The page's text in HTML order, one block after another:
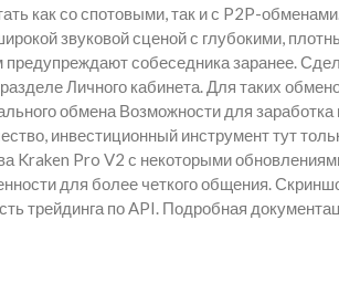
как со спотовыми, так и с P2P-
звуковой сценой с глубокими,
собеседника заранее.
Личного кабинета. Для таких
обмена Возможности для заработка
инвестиционный инструмент тут
Kraken Pro V2 с некоторыми
для более четкого общения.
трейдинга по API. Подробная